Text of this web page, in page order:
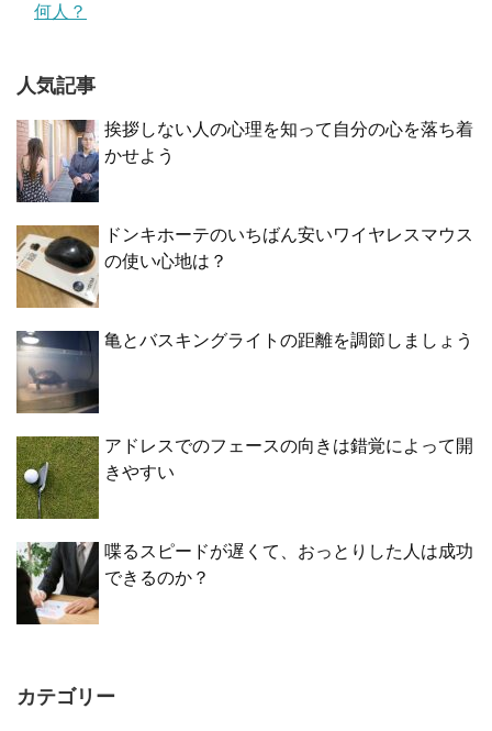
何人？
人気記事
挨拶しない人の心理を知って自分の心を落ち着
かせよう
ドンキホーテのいちばん安いワイヤレスマウス
の使い心地は？
亀とバスキングライトの距離を調節しましょう
アドレスでのフェースの向きは錯覚によって開
きやすい
喋るスピードが遅くて、おっとりした人は成功
できるのか？
カテゴリー